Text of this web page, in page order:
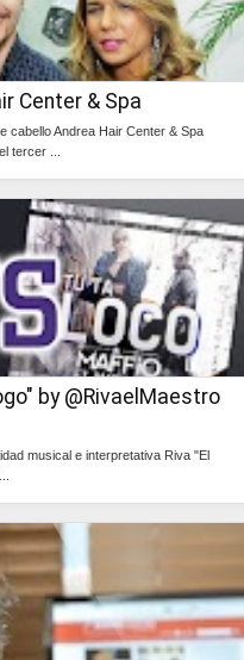
Center & Spa
cabello Andrea Hair Center & Spa
tercer ...
by @RivaelMaestro
musical e interpretativa Riva "El